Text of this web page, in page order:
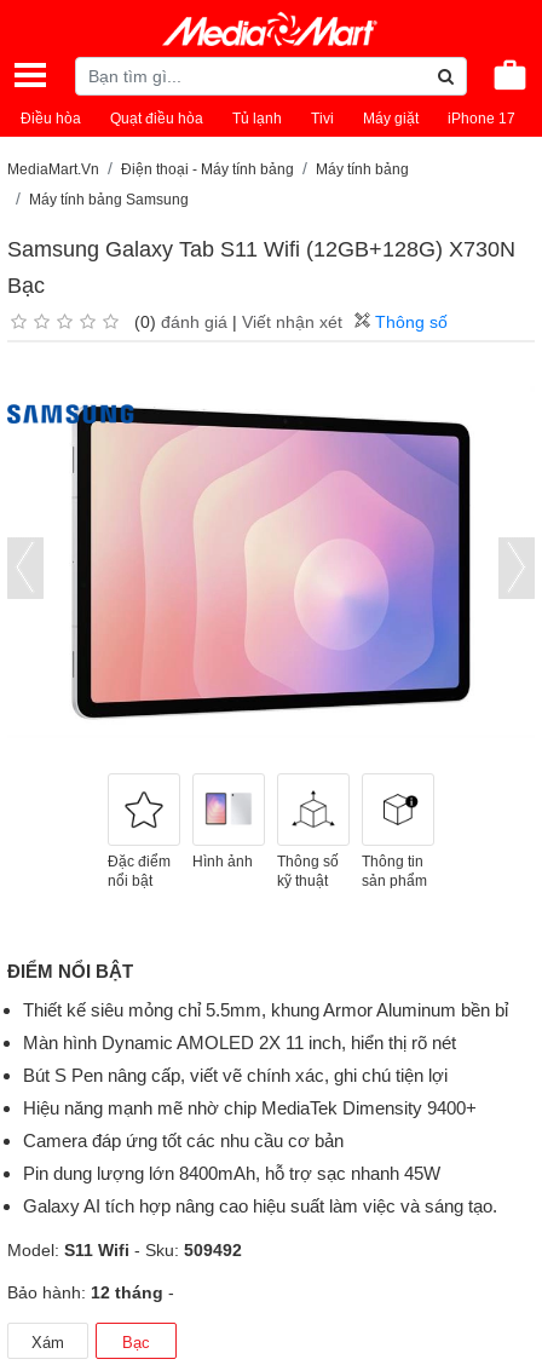
Điều hòa Quạt điều hòa Tủ lạnh Tivi Máy giặt iPhone 17
MediaMart.Vn Điện thoại - Máy tính bảng
Máy tính bảng
Máy tính bảng Samsung
Samsung Galaxy Tab S11 Wifi (12GB+128G) X730N
Bạc
(0) đánh giá | Viết nhận xét Thông số
Đặc điểm
nổi bật
Hình ảnh
Thông số
kỹ thuật
Thông tin
sản phẩm
ĐIỂM NỔI BẬT
Thiết kế siêu mỏng chỉ 5.5mm, khung Armor Aluminum bền bỉ
Màn hình Dynamic AMOLED 2X 11 inch, hiển thị rõ nét
Bút S Pen nâng cấp, viết vẽ chính xác, ghi chú tiện lợi
Hiệu năng mạnh mẽ nhờ chip MediaTek Dimensity 9400+
Camera đáp ứng tốt các nhu cầu cơ bản
Pin dung lượng lớn 8400mAh, hỗ trợ sạc nhanh 45W
Galaxy AI tích hợp nâng cao hiệu suất làm việc và sáng tạo.
Model: S11 Wifi - Sku: 509492
Bảo hành: 12 tháng -
Xám Bạc